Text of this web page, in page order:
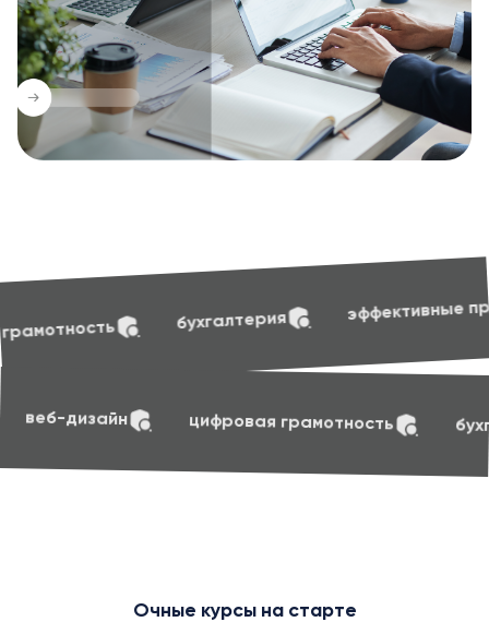
эффективные презентации soft
soft skills маркетинг веб-дизайн
Очные курсы на старте